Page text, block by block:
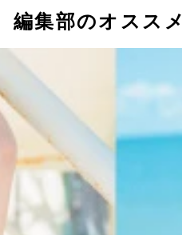
編集部のオススメ